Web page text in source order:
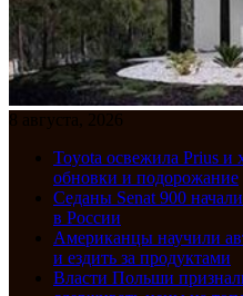
8 августа, 2026
Toyota освежила Prius и
обновки и подорожание
Седаны Senat 900
в России
Американцы научили
и ездить за продуктами
Власти Польши